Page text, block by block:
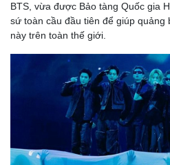
Doanh nghiệp
Thông tin doanh nghiệp
Doanh nghiệp 24h
Doanh nhân
BTS, vừa được Bảo tàng Quốc gia
sứ toàn cầu đầu tiên để giúp
này trên toàn thế giới.